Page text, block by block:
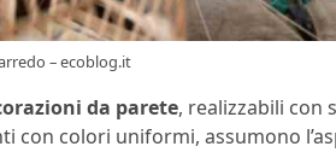
– ecoblog.it
da parete, realizzabili con
con colori uniformi, assumono